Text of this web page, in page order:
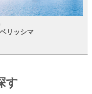
リッシマ
キング
プラン
す